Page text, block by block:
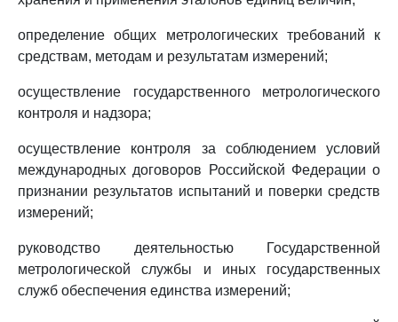
определение общих метрологических требований к
средствам, методам и результатам измерений;
осуществление государственного метрологического
контроля и надзора;
осуществление контроля за соблюдением условий
международных договоров Российской Федерации о
признании результатов испытаний и поверки средств
измерений;
руководство деятельностью Государственной
метрологической службы и иных государственных
служб обеспечения единства измерений;